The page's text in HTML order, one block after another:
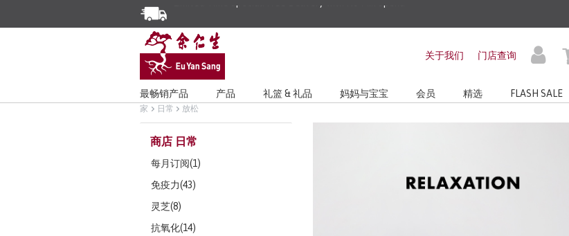
Enjoy Same Day Delivery for Orders before 3pm!*
Limited Time Special: Free Delivery with No Min Spend 关于我们 门店查询
最畅销产品 产品 礼篮 & 礼品 妈妈与宝宝 会员 精选 FLASH SALE
家 日常 放松
商店 日常
每月订阅(1)
免疫力(43)
灵芝(8)
抗氧化(14)